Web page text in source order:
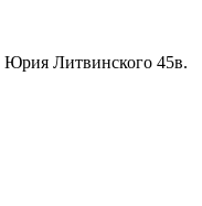
Юрия Литвинского 45в.